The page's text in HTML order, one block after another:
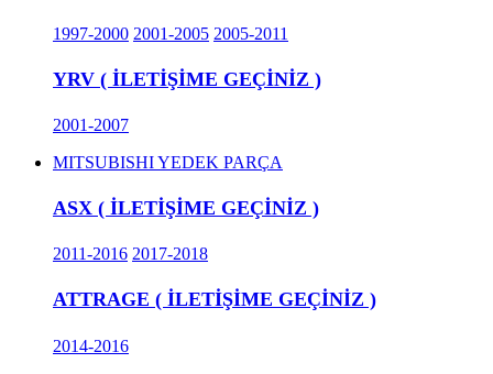
1997-2000 2001-2005 2005-2011
YRV ( İLETİŞİME GEÇİNİZ )
2001-2007
MITSUBISHI YEDEK PARÇA
ASX ( İLETİŞİME GEÇİNİZ )
2011-2016 2017-2018
ATTRAGE ( İLETİŞİME GEÇİNİZ )
2014-2016